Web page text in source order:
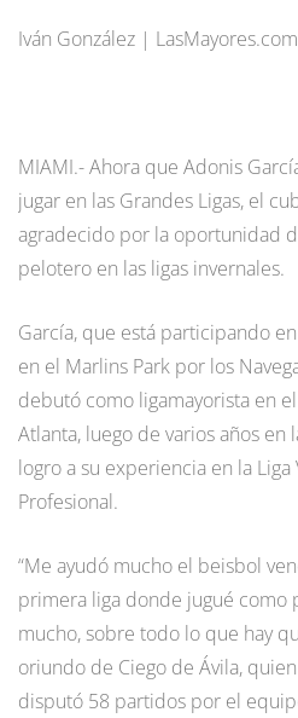
Iván González | LasMayores.com
MIAMI.- Ahora que Adonis
jugar en las Grandes Ligas, el
agradecido por la oportunidad
pelotero en las ligas invernales.
García, que está participando
en el Marlins Park por los
debutó como ligamayorista en
Atlanta, luego de varios años en
logro a su experiencia en la
Profesional.
“Me ayudó mucho el beisbol
primera liga donde jugué como
mucho, sobre todo lo que hay
oriundo de Ciego de Ávila,
disputó 58 partidos por el